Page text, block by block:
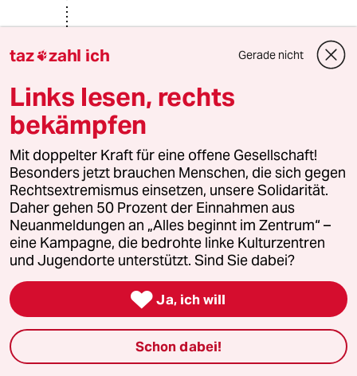
Rudolf Fissner
@Rudolf Fissner:
1918 ;-)
8G 83379 (Profil gelöscht)
20.01.2018,21:12 Uhr
@Rudolf Fissner:
Tja das wollen die Leute nicht hören,
das die KPD damals keine Mehrheit
hatte. Hat die SPD in die unheilige
ehe mit den Monarchischem Militär
getrieben und sie außenpolitisch
geschwächt.
Oder wie KPD und NSDAP zusammen
die Polizei angegriffen haben? Nur
taz zahl ich Gerade nicht
Links lesen, rechts
bekämpfen
Mit doppelter Kraft für eine offene Gesellschaft!
Besonders jetzt brauchen Menschen, die sich gegen
Rechtsextremismus einsetzen, unsere Solidarität.
Daher gehen 50 Prozent der Einnahmen aus
Neuanmeldungen an „Alles beginnt im Zentrum“ –
eine Kampagne, die bedrohte linke Kulturzentren
und Jugendorte unterstützt. Sind Sie dabei?
 Ja, ich will
Schon dabei!